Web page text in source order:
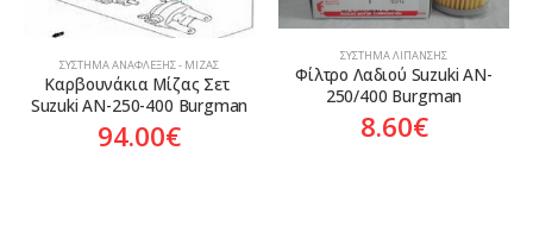
ΣΎΣΤΗΜΑ ΑΝΆΦΛΕΞΗΣ - ΜΊΖΑΣ
Καρβουνάκια Μίζας Σετ
Suzuki AN-250-400 Burgman
94.00€
ΣΎΣΤΗΜΑ ΛΊΠΑΝΣΗΣ
Φίλτρο Λαδιού Suzuki AN-
250/400 Burgman
8.60€